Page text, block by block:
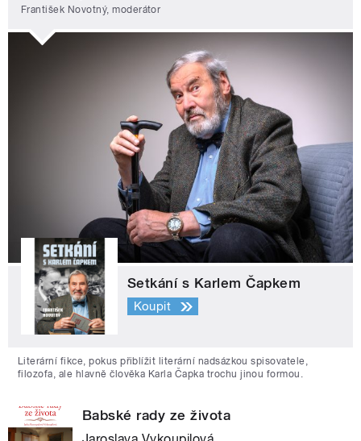
František Novotný, moderátor
Setkání s Karlem Čapkem
Koupit
Literární fikce, pokus přiblížit literární nadsázkou spisovatele,
filozofa, ale hlavně člověka Karla Čapka trochu jinou formou.
Babské rady ze života